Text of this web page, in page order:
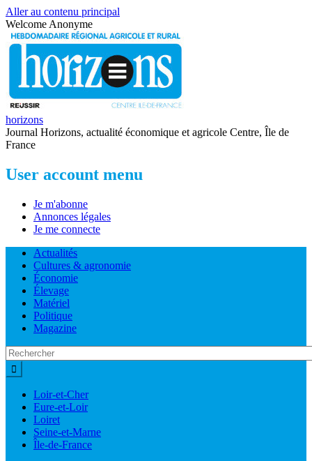
Aller au contenu principal
Welcome Anonyme
horizons
Journal Horizons, actualité économique et agricole Centre, Île de
France
User account menu
Je m'abonne
Annonces légales
Je me connecte
Actualités
Cultures & agronomie
Économie
Élevage
Matériel
Politique
Magazine
Loir-et-Cher
Eure-et-Loir
Loiret
Seine-et-Marne
Île-de-France